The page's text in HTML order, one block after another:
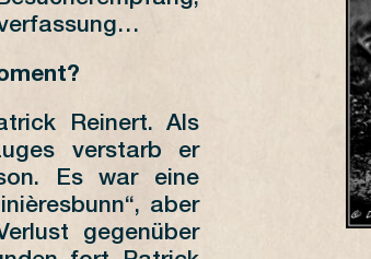
Reinert. Als
verstarb er
Es war eine
aber
gegenüber